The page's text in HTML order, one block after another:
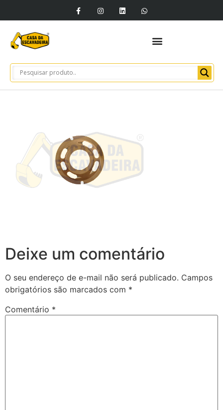
Deixe um comentário
O seu endereço de e-mail não será publicado. Campos
obrigatórios são marcados com *
Comentário *